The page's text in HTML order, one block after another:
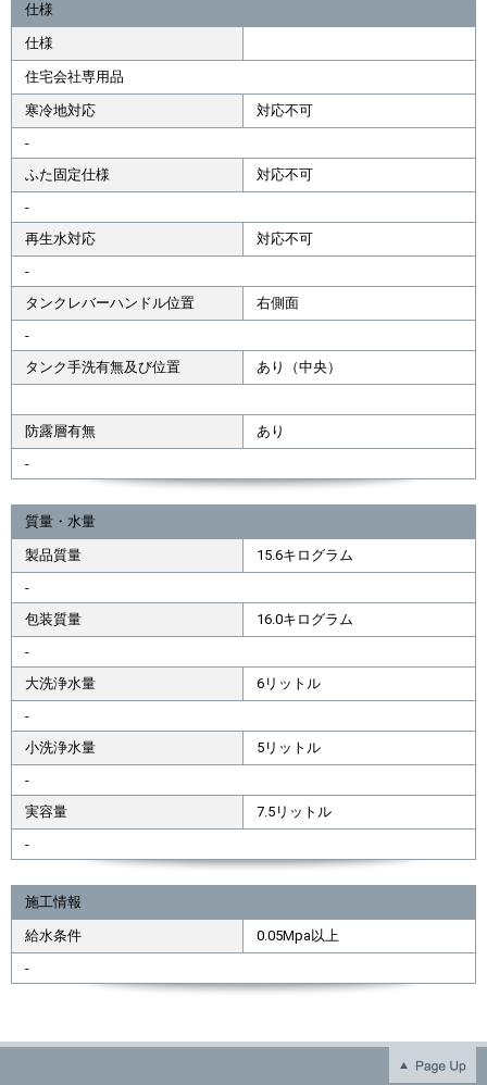
仕様
仕様
住宅会社専用品
寒冷地対応
対応不可
-
ふた固定仕様
対応不可
-
再生水対応
対応不可
-
タンクレバーハンドル位置
右側面
-
タンク手洗有無及び位置
あり（中央）
防露層有無
あり
-
質量・水量
製品質量
15.6キログラム
-
包装質量
16.0キログラム
-
大洗浄水量
6リットル
-
小洗浄水量
5リットル
-
実容量
7.5リットル
-
施工情報
給水条件
0.05Mpa以上
-